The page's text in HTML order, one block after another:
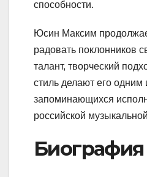
способности.
Юсин Максим
радовать поклонников
талант, творческий
стиль делают его одним
запоминающихся
российской
Биография